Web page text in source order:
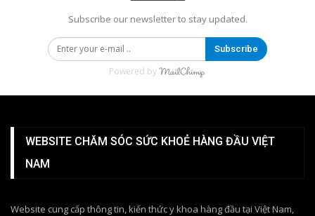
Subscribe our newsletter to stay updated.
Subscribe
Powered by
WEBSITE CHĂM SÓC SỨC KHOẺ HÀNG ĐẦU VIỆT
NAM
Website cung cấp thông tin, kiến thức y khoa hàng đầu tại Việt Nam,